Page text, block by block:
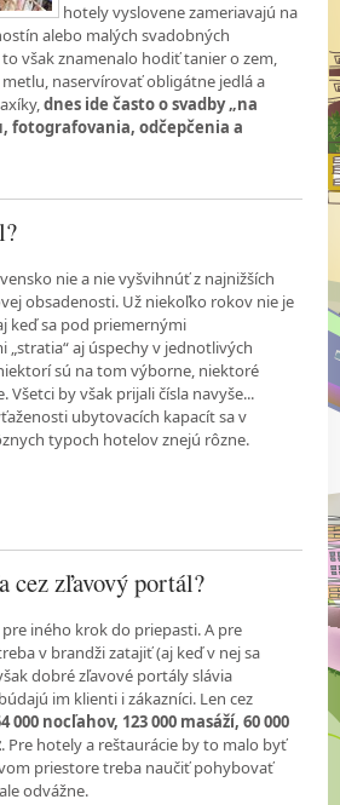
hotely vyslovene zameriavajú na
alebo malých svadobných
však znamenalo hodiť tanier o zem,
naservírovať obligátne jedlá a
dnes ide často o svadby „na
fotografovania, odčepčenia a
nie a nie vyšvihnúť z najnižších
obsadenosti. Už niekoľko rokov nie je
keď sa pod priemernými
„stratia“ aj úspechy v jednotlivých
sú na tom výborne, niektoré
Všetci by však prijali čísla navyše...
ubytovacích kapacít sa v
typoch hotelov znejú rôzne.
cez zľavový portál?
iného krok do priepasti. A pre
v brandži zatajiť (aj keď v nej sa
dobré zľavové portály slávia
im klienti i zákazníci. Len cez
000 nocľahov, 123 000 masáží, 60 000
. Pre hotely a reštaurácie by to malo byť
priestore treba naučiť pohybovať
odvážne.